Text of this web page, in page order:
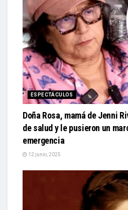
ESPECTÁCULOS
Doña Rosa, mamá de Jenni
de salud y le pusieron un
emergencia
12 junio, 2025